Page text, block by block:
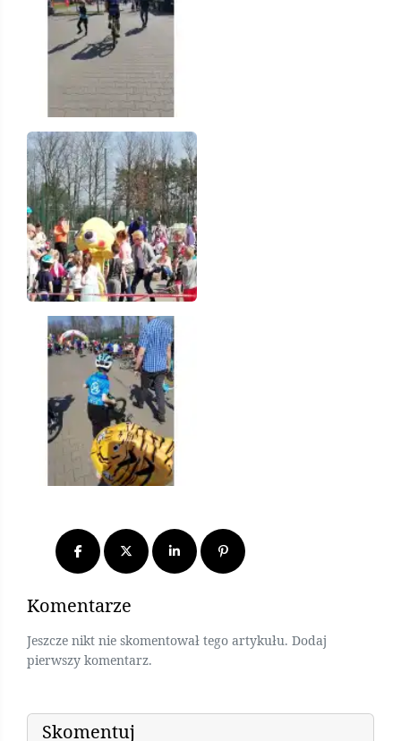
Komentarze
Jeszcze nikt nie skomentował tego artykułu. Dodaj
pierwszy komentarz.
Skomentuj